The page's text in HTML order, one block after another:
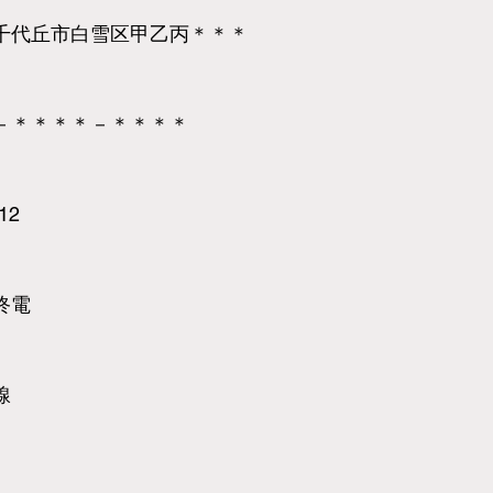
代丘市白雪区甲乙丙＊＊＊
＊＊＊＊－＊＊＊＊
電